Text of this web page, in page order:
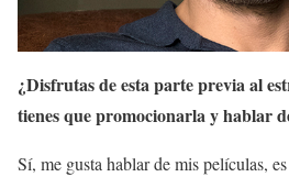
¿Disfrutas de esta parte previa al
tienes que promocionarla y hablar
Sí, me gusta hablar de mis películas,